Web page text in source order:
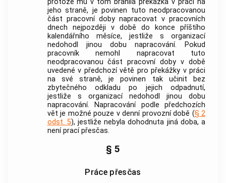
protože mu v tom bránila překážka v práci na
jeho straně, je povinen tuto neodpracovanou
část pracovní doby napracovat v pracovních
dnech nejpozději v době do konce příštího
kalendářního měsíce, jestliže s organizací
nedohodl jinou dobu napracování. Pokud
pracovník nemohl napracovat tuto
neodpracovanou část pracovní doby v době
uvedené v předchozí větě pro překážky v práci
na své straně, je povinen tak učinit bez
zbytečného odkladu po jejich odpadnutí,
jestliže s organizací nedohodl jinou dobu
napracování. Napracování podle předchozích
vět je možné pouze v denní provozní době (§ 2
odst. 5), jestliže nebyla dohodnuta jiná doba, a
není prací přesčas.
§ 5
Práce přesčas